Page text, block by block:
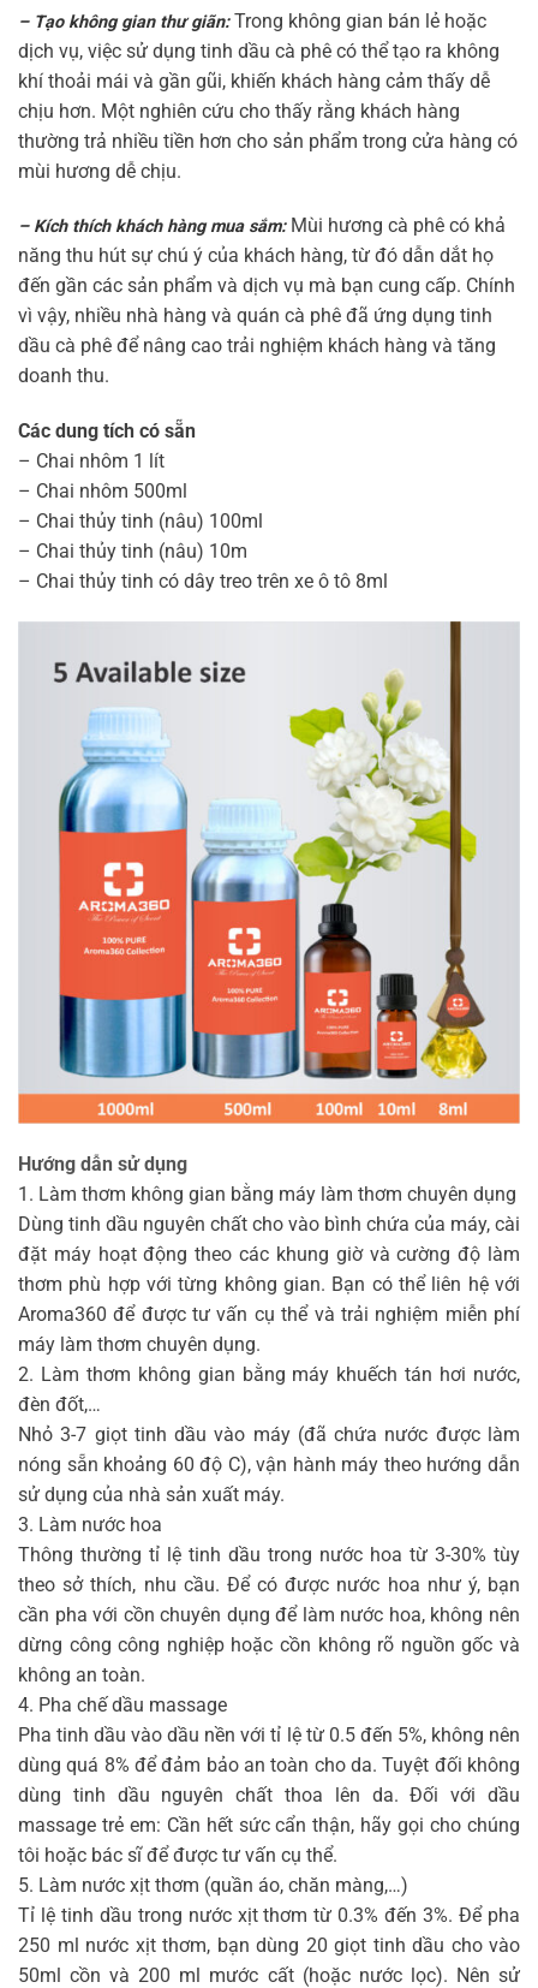
– Tạo không gian thư giãn:Trong không gian bán lẻ hoặc
dịch vụ, việc sử dụng tinh dầu cà phê có thể tạo ra không
khí thoải mái và gần gũi, khiến khách hàng cảm thấy dễ
chịu hơn. Một nghiên cứu cho thấy rằng khách hàng
thường trả nhiều tiền hơn cho sản phẩm trong cửa hàng có
mùi hương dễ chịu.
– Kích thích khách hàng mua sắm: Mùi hương cà phê có khả
năng thu hút sự chú ý của khách hàng, từ đó dẫn dắt họ
đến gần các sản phẩm và dịch vụ mà bạn cung cấp. Chính
vì vậy, nhiều nhà hàng và quán cà phê đã ứng dụng tinh
dầu cà phê để nâng cao trải nghiệm khách hàng và tăng
doanh thu.
Các dung tích có sẵn
– Chai nhôm 1 lít
– Chai nhôm 500ml
– Chai thủy tinh (nâu) 100ml
– Chai thủy tinh (nâu) 10m
– Chai thủy tinh có dây treo trên xe ô tô 8ml
Hướng dẫn sử dụng
1. Làm thơm không gian bằng máy làm thơm chuyên dụng
Dùng tinh dầu nguyên chất cho vào bình chứa của máy, cài
đặt máy hoạt động theo các khung giờ và cường độ làm
thơm phù hợp với từng không gian. Bạn có thể liên hệ với
Aroma360 để được tư vấn cụ thể và trải nghiệm miễn phí
máy làm thơm chuyên dụng.
2. Làm thơm không gian bằng máy khuếch tán hơi nước,
đèn đốt,…
Nhỏ 3-7 giọt tinh dầu vào máy (đã chứa nước được làm
nóng sẵn khoảng 60 độ C), vận hành máy theo hướng dẫn
sử dụng của nhà sản xuất máy.
3. Làm nước hoa
Thông thường tỉ lệ tinh dầu trong nước hoa từ 3-30% tùy
theo sở thích, nhu cầu. Để có được nước hoa như ý, bạn
cần pha với cồn chuyên dụng để làm nước hoa, không nên
dừng công công nghiệp hoặc cồn không rõ nguồn gốc và
không an toàn.
4. Pha chế dầu massage
Pha tinh dầu vào dầu nền với tỉ lệ từ 0.5 đến 5%, không nên
dùng quá 8% để đảm bảo an toàn cho da. Tuyệt đối không
dùng tinh dầu nguyên chất thoa lên da. Đối với dầu
massage trẻ em: Cần hết sức cẩn thận, hãy gọi cho chúng
tôi hoặc bác sĩ để được tư vấn cụ thể.
5. Làm nước xịt thơm (quần áo, chăn màng,…)
Tỉ lệ tinh dầu trong nước xịt thơm từ 0.3% đến 3%. Để pha
250 ml nước xịt thơm, bạn dùng 20 giọt tinh dầu cho vào
50ml cồn và 200 ml mước cất (hoặc nước lọc). Nên sử